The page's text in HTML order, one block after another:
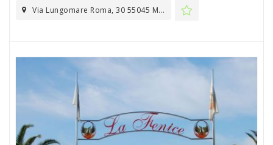
Via Lungomare Roma, 30 55045 M...